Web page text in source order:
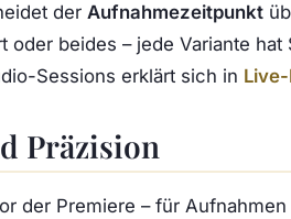
der Aufnahmezeitpunkt
beides – jede Variante hat
Sessions erklärt sich in
Präzision
der Premiere – für